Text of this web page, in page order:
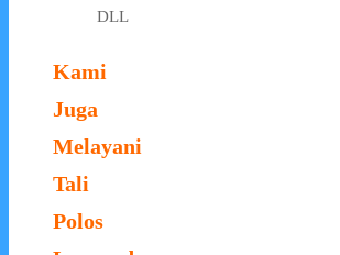
DLL
Kami
Juga
Melayani
Tali
Polos